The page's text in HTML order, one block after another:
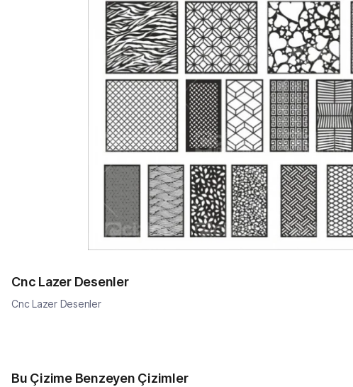
Cnc Lazer Desenler
Cnc Lazer Desenler
Bu Çizime Benzeyen Çizimler